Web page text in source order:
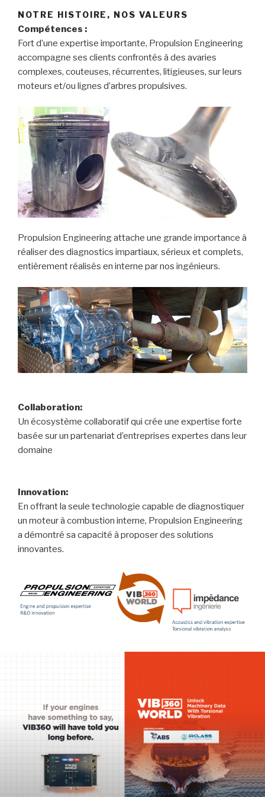
NOTRE HISTOIRE, NOS VALEURS
Compétences :
Fort d’une expertise importante, Propulsion Engineering
accompagne ses clients confrontés à des avaries
complexes, couteuses, récurrentes, litigieuses, sur leurs
moteurs et/ou lignes d’arbres propulsives.
Propulsion Engineering attache une grande importance à
réaliser des diagnostics impartiaux, sérieux et complets,
entièrement réalisés en interne par nos ingénieurs.
Collaboration:
Un écosystème collaboratif qui crée une expertise forte
basée sur un partenariat d’entreprises expertes dans leur
domaine
Innovation:
En offrant la seule technologie capable de diagnostiquer
un moteur à combustion interne, Propulsion Engineering
a démontré sa capacité à proposer des solutions
innovantes.